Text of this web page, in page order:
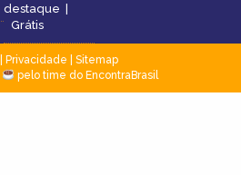
destaque |
Grátis
Privacidade
Sitemap
pelo time do EncontraBrasil